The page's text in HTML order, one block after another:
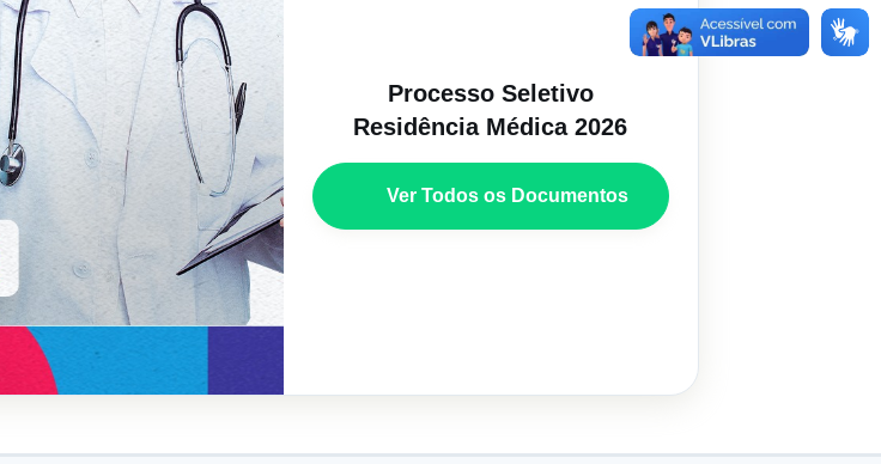
Processo Seletivo
Residência Médica 2026
Ver Todos os Documentos